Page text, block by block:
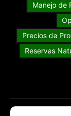
Manejo de
Precios de
Reservas